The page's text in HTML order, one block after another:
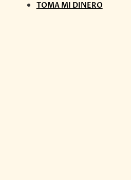
TOMA MI DINERO